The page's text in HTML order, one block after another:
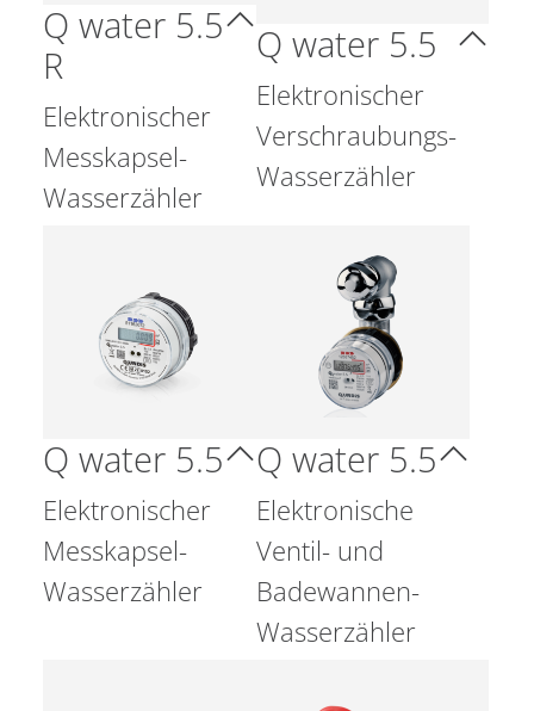
Q water 5.5
R
Elektronischer
Messkapsel-
Wasserzähler
Q water 5.5
Elektronischer
Verschraubungs-
Wasserzähler
Q water 5.5
Elektronischer
Messkapsel-
Wasserzähler
Q water 5.5
Elektronische
Ventil- und
Badewannen-
Wasserzähler